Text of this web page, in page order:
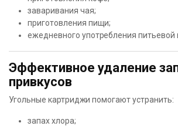
заваривания чая;
приготовления пищи;
ежедневного употребления питьевой
Эффективное удаление
привкусов
Угольные картриджи помогают устранить:
запах хлора;